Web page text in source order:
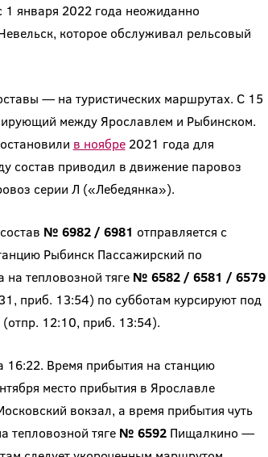
1 января 2022 года неожиданно
которое обслуживал рельсовый
— на туристических маршрутах. С 15
между Ярославлем и Рыбинском.
в ноябре2021 года для
состав приводил в движение паровоз
серии Л («Лебедянка»).
№ 6982 / 6981 отправляется с
Рыбинск Пассажирский по
тепловозной тяге № 6582 / 6581 / 6579
приб. 13:54) по субботам курсируют под
12:10, приб. 13:54).
16:22. Время прибытия на станцию
место прибытия в Ярославле
вокзал, а время прибытия чуть
тепловозной тяге № 6592Пищалкино —